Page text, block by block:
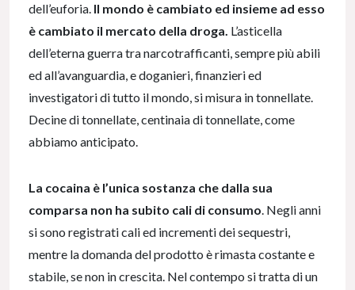
dell’euforia. Il mondo è cambiato ed insieme ad esso
è cambiato il mercato della droga. L’asticella
dell’eterna guerra tra narcotrafficanti, sempre più abili
ed all’avanguardia, e doganieri, finanzieri ed
investigatori di tutto il mondo, si misura in tonnellate.
Decine di tonnellate, centinaia di tonnellate, come
abbiamo anticipato.
La cocaina è l’unica sostanza che dalla sua
comparsa non ha subito cali di consumo. Negli anni
si sono registrati cali ed incrementi dei sequestri,
mentre la domanda del prodotto è rimasta costante e
stabile, se non in crescita. Nel contempo si tratta di un